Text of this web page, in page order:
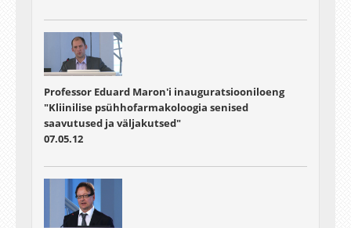
Professor Eduard Maron'i inauguratsiooniloeng
"Kliinilise psühhofarmakoloogia senised
saavutused ja väljakutsed"
07.05.12